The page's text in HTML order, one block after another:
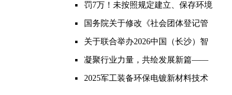
罚7万！未按照规定建立、保存环境
国务院关于修改《社会团体登记管
关于联合举办2026中国（长沙）智
凝聚行业力量，共绘发展新篇——
2025军工装备环保电镀新材料技术